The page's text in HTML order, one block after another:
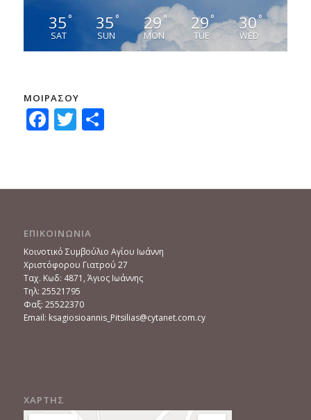
35°
SAT
35°
SUN
29°
MON
29°
TUE
30°
WED
ΜΟΙΡΑΣΟΥ
Facebook
Twitter
Μοιραστείτε
ΕΠΙΚΟΙΝΩΝΙΑ
Κοινοτικό Συμβούλιο Αγίου Ιωάννη
Χριστόφορου Γιατρού 27
Ταχ. Κωδ: 4871, Άγιος Ιωάννης
Τηλ: 25521795
Φαξ: 25522370
Email: ksagiosioannis_Pitsilias@cytanet.com.cy
ΧΑΡΤΗΣ